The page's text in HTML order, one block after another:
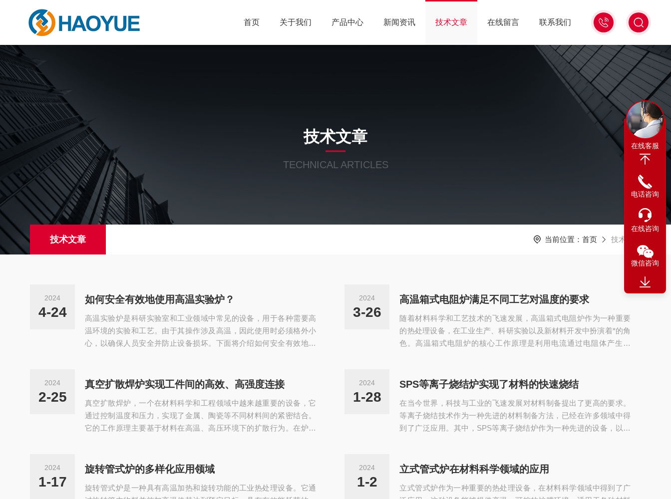
13311665350
首页 关于我们 产品中心 新闻资讯 技术文章 在线留言 联系我们
技术文章
TECHNICAL ARTICLES
技术文章 当前位置： 首页 技术文章
2024
4-24
如何安全有效地使用高温实验炉？
高温实验炉是科研实验室和工业领域中常见的设备，用于各种需要高
温环境的实验和工艺。由于其操作涉及高温，因此使用时必须格外小
心，以确保人员安全并防止设备损坏。下面将介绍如何安全有效地使
全操作规程以及应急处理措施。2.设备检查：在使用前，应对实验炉进
设备处于良好状态。3.安全防护：穿戴适当的防护装备，...
2024
3-26
高温箱式电阻炉满足不同工艺对温度的要求
随着材料科学和工艺技术的飞速发展，高温箱式电阻炉作为一种重要
的热处理设备，在工业生产、科研实验以及新材料开发中扮演着*的角
色。高温箱式电阻炉的核心工作原理是利用电流通过电阻体产生热
在，电能转化为热能，使炉内温度迅速升高。炉体的设计和选材则决
阻炉的应用领域1.陶瓷与玻璃行业：在陶瓷和玻璃行业中被广泛应用...
2024
2-25
真空扩散焊炉实现工件间的高效、高强度连接
真空扩散焊炉，一个在材料科学和工程领域中越来越重要的设备，它
通过控制温度和压力，实现了金属、陶瓷等不同材料间的紧密结合。
它的工作原理主要基于材料在高温、高压环境下的扩散行为。在炉膛
子在高温下扩散并相互接触，最终形成冶金结合。这种结合强度远高
真空扩散焊炉的应用领域广泛，尤其在航空航天、核工业、电力电子...
2024
1-28
SPS等离子烧结炉实现了材料的快速烧结
在当今世界，科技与工业的飞速发展对材料制备提出了更高的要求。
等离子烧结技术作为一种先进的材料制备方法，已经在许多领域中得
到了广泛应用。其中，SPS等离子烧结炉作为一种先进的设备，以其
性特点，在真空或气氛保护下实现材料的快速烧结。相较于传统的烧
高，可以在较低的温度下实现材料的烧结，从而避免了对材...
2024
1-17
旋转管式炉的多样化应用领域
旋转管式炉是一种具有高温加热和旋转功能的工业热处理设备。它通
2024
1-2
立式管式炉在材料科学领域的应用
立式管式炉作为一种重要的热处理设备，在材料科学领域中得到了广
在线客服
电话咨询
在线咨询
微信咨询